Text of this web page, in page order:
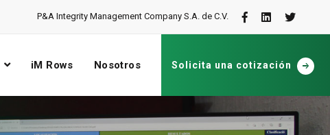
P&A Integrity Management Company S.A. de C.V.
iM Rows Nosotros Solicita una cotización